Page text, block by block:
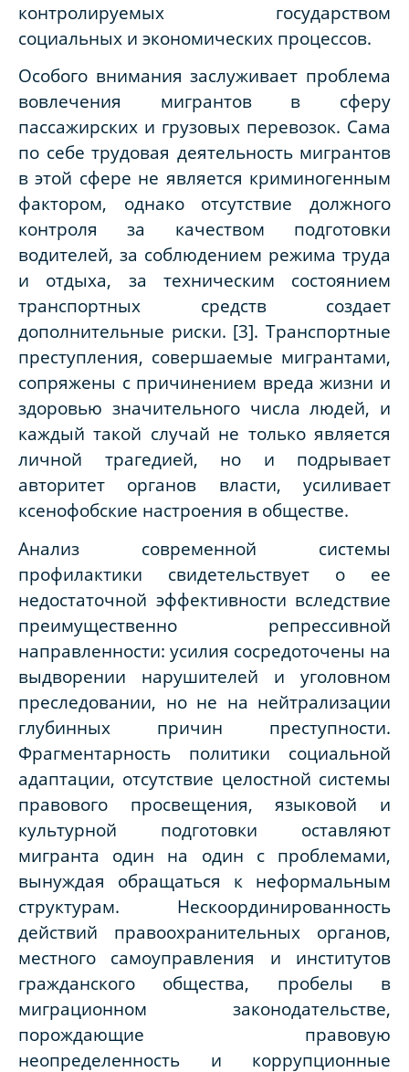
контролируемых государством
социальных и экономических процессов.
Особого внимания заслуживает проблема
вовлечения мигрантов в сферу
пассажирских и грузовых перевозок. Сама
по себе трудовая деятельность мигрантов
в этой сфере не является криминогенным
фактором, однако отсутствие должного
контроля за качеством подготовки
водителей, за соблюдением режима труда
и отдыха, за техническим состоянием
транспортных средств создает
дополнительные риски. [3]. Транспортные
преступления, совершаемые мигрантами,
сопряжены с причинением вреда жизни и
здоровью значительного числа людей, и
каждый такой случай не только является
личной трагедией, но и подрывает
авторитет органов власти, усиливает
ксенофобские настроения в обществе.
Анализ современной системы
профилактики свидетельствует о ее
недостаточной эффективности вследствие
преимущественно репрессивной
направленности: усилия сосредоточены на
выдворении нарушителей и уголовном
преследовании, но не на нейтрализации
глубинных причин преступности.
Фрагментарность политики социальной
адаптации, отсутствие целостной системы
правового просвещения, языковой и
культурной подготовки оставляют
мигранта один на один с проблемами,
вынуждая обращаться к неформальным
структурам. Нескоординированность
действий правоохранительных органов,
местного самоуправления и институтов
гражданского общества, пробелы в
миграционном законодательстве,
порождающие правовую
неопределенность и коррупционные